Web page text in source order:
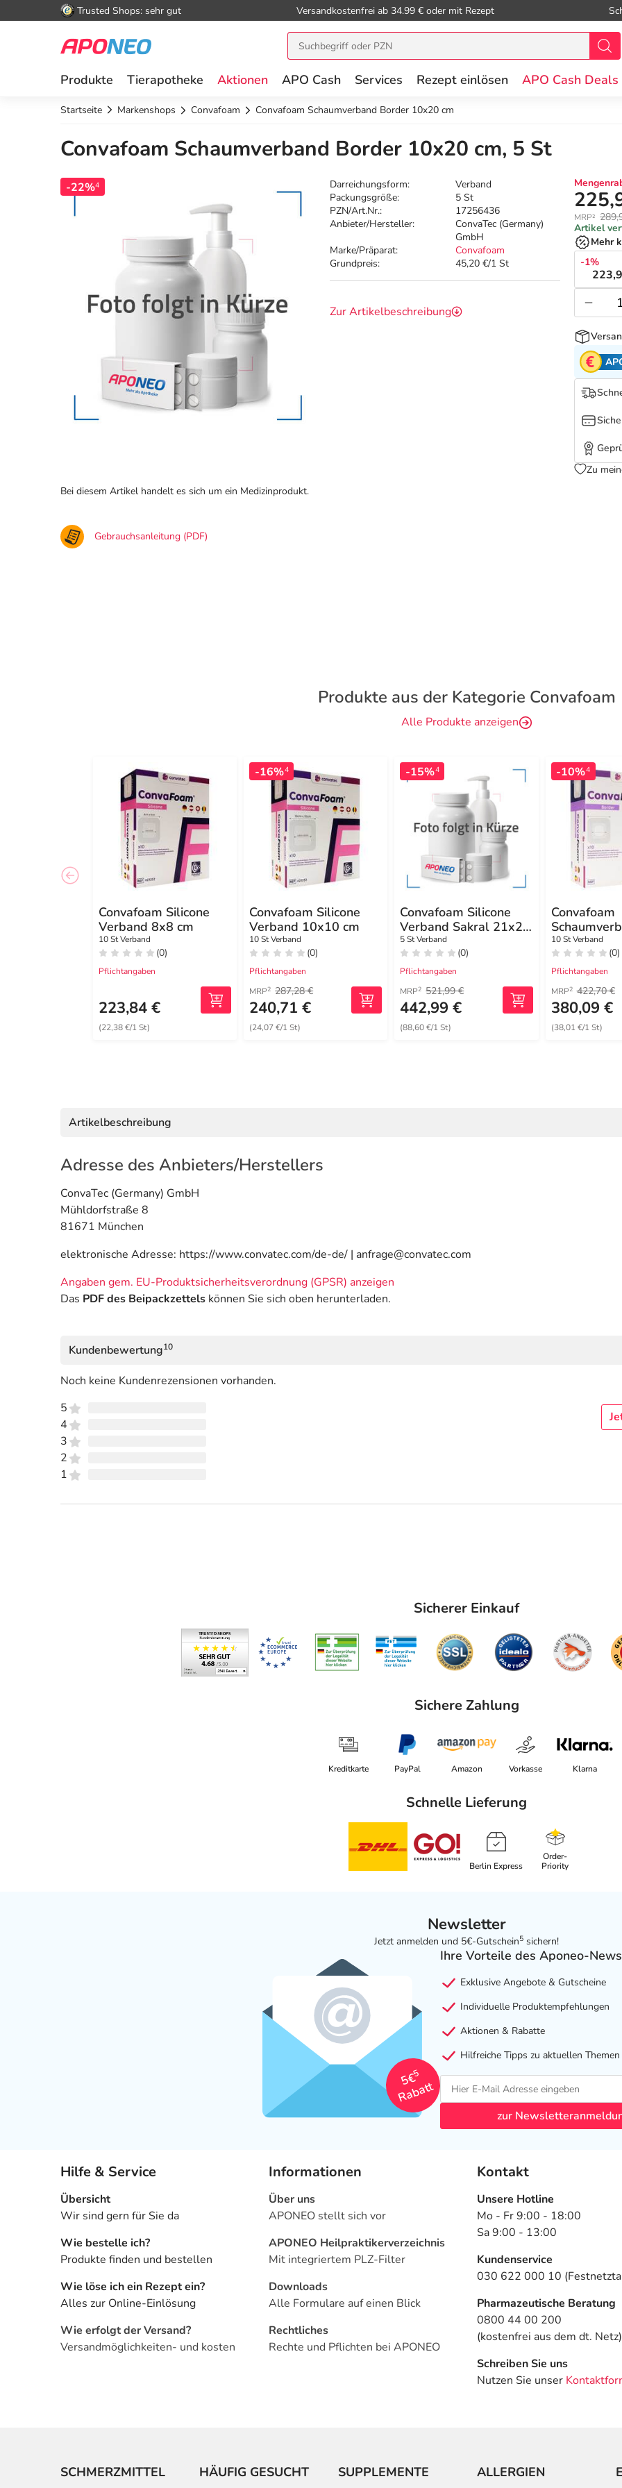
Trusted Shops: sehr gut Versandkostenfrei ab 34.99 € oder mit Rezept
Produkte Tierapotheke Aktionen APO Cash Services Rezept einlösen APO Cash Deals
Startseite Markenshops Convafoam Convafoam Schaumverband Border 10x20 cm
Convafoam Schaumverband Border 10x20 cm, 5 St
-22%4 Darreichungsform:
Verband
Packungsgröße:
5 St
PZN/Art.Nr.:
17256436
Anbieter/Hersteller:
ConvaTec (Germany)
GmbH
Marke/Präparat:
Convafoam
Grundpreis:
45,20 €/1 St
Zur Artikelbeschreibung
MRP²
Artikel
Mehr
-1%
Zu
Bei diesem Artikel handelt es sich um ein Medizinprodukt.
Gebrauchsanleitung (PDF)
Produkte aus der Kategorie Convafoam
Alle Produkte anzeigen
Convafoam Silicone
Verband 8x8 cm
10 St Verband
(0)
Pflichtangaben
223,84 €
(22,38 €/1 St)
-16%4
Convafoam Silicone
Verband 10x10 cm
10 St Verband
(0)
Pflichtangaben
MRP2 287,28 €
240,71 €
(24,07 €/1 St)
-15%4
Convafoam Silicone
Verband Sakral 21x24
cm
5 St Verband
(0)
Pflichtangaben
MRP2 521,99 €
442,99 €
(88,60 €/1 St)
-10%4
Convafoam
Border
10 St Verband
(0)
Pflichtangaben
MRP2 422,70 €
380,09 €
(38,01 €/1 St)
Artikelbeschreibung
Adresse des Anbieters/Herstellers
ConvaTec (Germany) GmbH
Mühldorfstraße 8
81671 München
elektronische Adresse: https://www.convatec.com/de-de/ | anfrage@convatec.com
Angaben gem. EU-Produktsicherheitsverordnung (GPSR) anzeigen
Das PDF des Beipackzettels können Sie sich oben herunterladen.
Kundenbewertung10
Noch keine Kundenrezensionen vorhanden.
5
4
3
2
1
Sicherer Einkauf
Sichere Zahlung
Kreditkarte PayPal Amazon Vorkasse Klarna
Schnelle Lieferung
Berlin Express
Order-
Priority
Newsletter
Jetzt anmelden und 5€-Gutschein5 sichern!
5€
5
Rabatt
Ihre Vorteile des Aponeo-
Exklusive Angebote & Gutscheine
Individuelle Produktempfehlungen
Aktionen & Rabatte
Hilfreiche Tipps zu aktuellen Themen
zur
Hilfe & Service
Übersicht
Wir sind gern für Sie da
Wie bestelle ich?
Produkte finden und bestellen
Wie löse ich ein Rezept ein?
Alles zur Online-Einlösung
Wie erfolgt der Versand?
Versandmöglichkeiten- und kosten
Informationen
Über uns
APONEO stellt sich vor
APONEO Heilpraktikerverzeichnis
Mit integriertem PLZ-Filter
Downloads
Alle Formulare auf einen Blick
Rechtliches
Rechte und Pflichten bei APONEO
Kontakt
Unsere Hotline
Mo - Fr 9:00 - 18:00
Sa 9:00 - 13:00
Kundenservice
030 622 000 10
Pharmazeutische Beratung
0800 44 00 200
(kostenfrei aus dem dt. Netz)
Schreiben Sie uns
Nutzen Sie unser
SCHMERZMITTEL HÄUFIG GESUCHT SUPPLEMENTE ALLERGIEN